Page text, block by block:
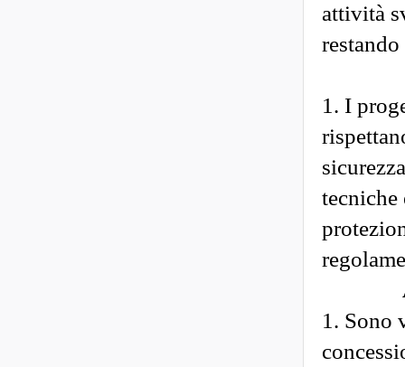
attività
1. I
tecniche
1. Sono